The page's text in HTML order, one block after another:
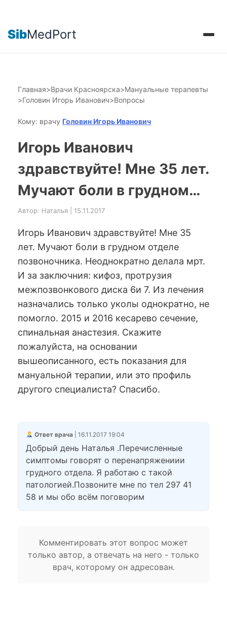
SibMedPort
Главная>Врачи Красноярска>Мануальные терапевты
>Головин Игорь Иванович>Вопросы
Кому: врачу Головин Игорь Иванович
Игорь Иванович
здравствуйте! Мне 35 лет.
Мучают боли в грудном…
Автор: Наталья | 15.11.2017
Игорь Иванович здравствуйте! Мне 35
лет. Мучают боли в грудном отделе
позвоночника. Неоднократно делала мрт.
И за заключния: кифоз, протрузия
межпозвонкового диска 6и 7. Из лечения
назначались только уколы однократно, не
помогло. 2015 и 2016 кесарево сечение,
спинальная анастезия. Скажите
пожалуйста, на основании
вышеописанного, есть показания для
мануальной терапии, или это профиль
другого специалиста? Спасибо.
Ответ врача| 16.11.2017 19:04
Добрый день Наталья .Перечисленные
симптомы говорят о перенапряжениии
грудного отдела. Я работаю с такой
патологией.Позвоните мне по тел 297 41
58 и мы обо всём поговорим
Комментировать этот вопрос может
только автор, а отвечать на него - только
врач, которому он адресован.